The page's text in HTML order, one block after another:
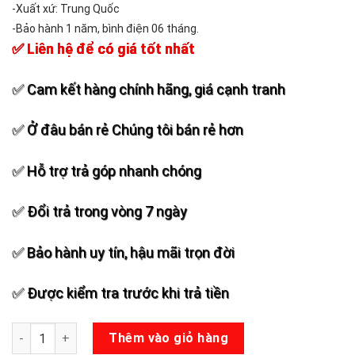
-Xuất xứ: Trung Quốc
-Bảo hành 1 năm, bình điện 06 tháng.
✅ Liên hệ để có giá tốt nhất
✅ Cam kết hàng chính hãng, giá cạnh tranh
✅ Ở đâu bán rẻ Chúng tôi bán rẻ hơn
✅ Hỗ trợ trả góp nhanh chóng
✅ Đổi trả trong vòng 7 ngày
✅ Bảo hành uy tín, hậu mãi trọn đời
✅ Được kiểm tra trước khi trả tiền
Loa kéo Temeisheng ED-1517 số lượng
Thêm vào giỏ hàng